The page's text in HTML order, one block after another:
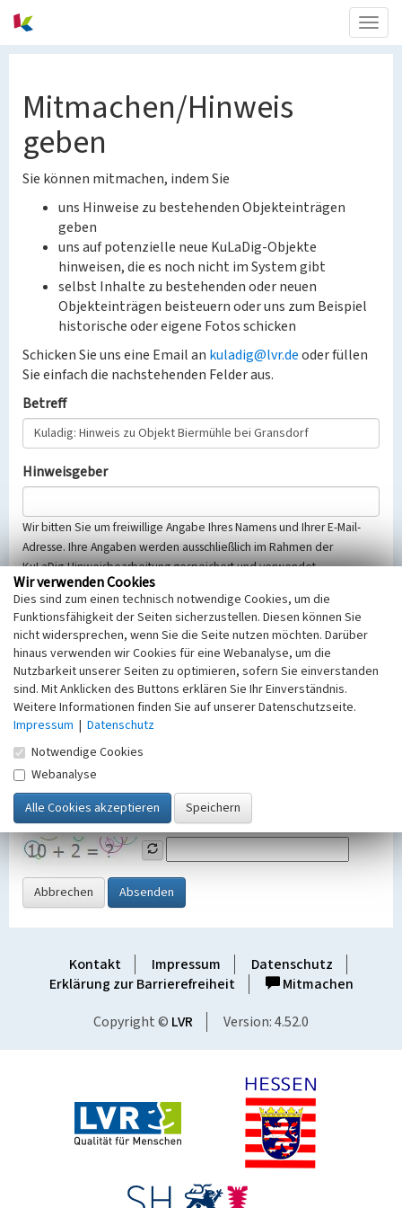
Mitmachen/Hinweis
geben
Sie können mitmachen, indem Sie
uns Hinweise zu bestehenden Objekteinträgen
geben
uns auf potenzielle neue KuLaDig-Objekte
hinweisen, die es noch nicht im System gibt
selbst Inhalte zu bestehenden oder neuen
Objekteinträgen beisteuern oder uns zum Beispiel
historische oder eigene Fotos schicken
Schicken Sie uns eine Email an kuladig@lvr.deoder füllen
Sie einfach die nachstehenden Felder aus.
Betreff
Hinweisgeber
Wir bitten Sie um freiwillige Angabe Ihres Namens und Ihrer E-Mail-
Adresse. Ihre Angaben werden ausschließlich im Rahmen der
KuLaDig-Hinweisbearbeitung gespeichert und verwendet.
Selbstverständlich werden diese entsprechend der Vorschriften des
Telemediengesetzes, des Datenschutzgesetzes NRW und der seit
dem 25.05.2018 gültigen Europäischen Datenschutzgrundverordnung
(EU-DSGVO) vertraulich behandelt, beachten Sie bitte unsere
Hinweise zumDatenschutz
Nachricht
SicherheitsabfrageTragen Sie unten das Rechenergebnis aus der
Grafik ein
Abbrechen Absenden
Kontakt Impressum
Datenschutz
Erklärung zur Barrierefreiheit
Mitmachen
Copyright © LVR Version: 4.52.0
Wir verwenden Cookies
Dies sind zum einen technisch notwendige Cookies, um die
Funktionsfähigkeit der Seiten sicherzustellen. Diesen können Sie
nicht widersprechen, wenn Sie die Seite nutzen möchten. Darüber
hinaus verwenden wir Cookies für eine Webanalyse, um die
Nutzbarkeit unserer Seiten zu optimieren, sofern Sie einverstanden
sind. Mit Anklicken des Buttons erklären Sie Ihr Einverständnis.
Weitere Informationen finden Sie auf unserer Datenschutzseite.
Impressum | Datenschutz
Notwendige Cookies
Webanalyse